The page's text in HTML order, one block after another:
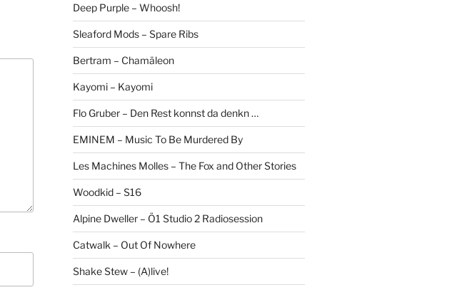
Deep Purple – Whoosh!
Sleaford Mods – Spare Ribs
Bertram – Chamäleon
Kayomi – Kayomi
Flo Gruber – Den Rest konnst da denkn …
EMINEM – Music To Be Murdered By
Les Machines Molles – The Fox and Other Stories
Woodkid – S16
Alpine Dweller – Ö1 Studio 2 Radiosession
Catwalk – Out Of Nowhere
Shake Stew – (A)live!